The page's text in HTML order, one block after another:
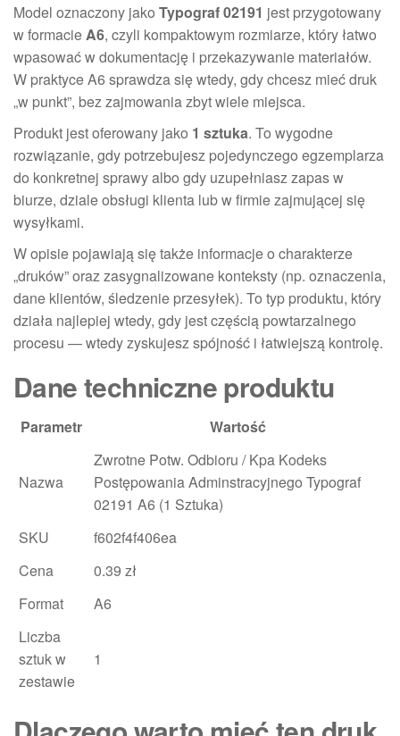
Model oznaczony jako Typograf 02191 jest przygotowany
w formacieA6, czyli kompaktowym rozmiarze, który łatwo
wpasować w dokumentację i przekazywanie materiałów.
W praktyce A6 sprawdza się wtedy, gdy chcesz mieć druk
„w punkt”, bez zajmowania zbyt wiele miejsca.
Produkt jest oferowany jako 1 sztuka. To wygodne
rozwiązanie, gdy potrzebujesz pojedynczego egzemplarza
do konkretnej sprawy albo gdy uzupełniasz zapas w
biurze, dziale obsługi klienta lub w firmie zajmującej się
wysyłkami.
W opisie pojawiają się także informacje o charakterze
„druków” oraz zasygnalizowane konteksty (np. oznaczenia,
dane klientów, śledzenie przesyłek). To typ produktu, który
działa najlepiej wtedy, gdy jest częścią powtarzalnego
procesu — wtedy zyskujesz spójność i łatwiejszą kontrolę.
Dane techniczne produktu
Parametr Wartość
Nazwa
Zwrotne Potw. Odbioru / Kpa Kodeks
Postępowania Adminstracyjnego Typograf
02191 A6 (1 Sztuka)
SKU
f602f4f406ea
Cena
0.39 zł
Format
A6
Liczba
sztuk w
zestawie
1